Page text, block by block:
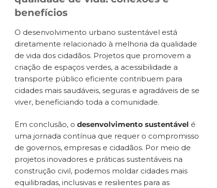
benefícios
O desenvolvimento urbano sustentável está
diretamente relacionado à melhoria da qualidade
de vida dos cidadãos. Projetos que promovem a
criação de espaços verdes, a acessibilidade a
transporte público eficiente contribuem para
cidades mais saudáveis, seguras e agradáveis de se
viver, beneficiando toda a comunidade.
Em conclusão, o desenvolvimento sustentável é
uma jornada contínua que requer o compromisso
de governos, empresas e cidadãos. Por meio de
projetos inovadores e práticas sustentáveis na
construção civil, podemos moldar cidades mais
equilibradas, inclusivas e resilientes para as